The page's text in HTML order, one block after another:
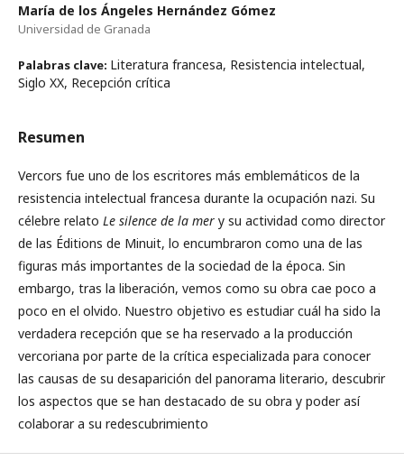
María de los Ángeles Hernández Gómez
Universidad de Granada
Palabras clave: Literatura francesa, Resistencia intelectual,
Siglo XX, Recepción crítica
Resumen
Vercors fue uno de los escritores más emblemáticos de la
resistencia intelectual francesa durante la ocupación nazi. Su
célebre relato Le silence de la mer y su actividad como director
de las Éditions de Minuit, lo encumbraron como una de las
figuras más importantes de la sociedad de la época. Sin
embargo, tras la liberación, vemos como su obra cae poco a
poco en el olvido. Nuestro objetivo es estudiar cuál ha sido la
verdadera recepción que se ha reservado a la producción
vercoriana por parte de la crítica especializada para conocer
las causas de su desaparición del panorama literario, descubrir
los aspectos que se han destacado de su obra y poder así
colaborar a su redescubrimiento